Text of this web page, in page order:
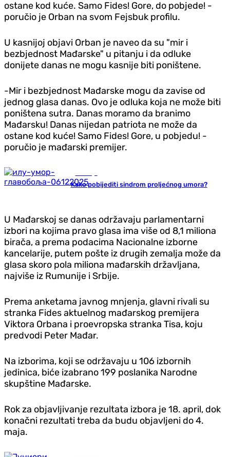
ostane kod kuće. Samo Fides! Gore, do pobjede! -
poručio je Orban na svom Fejsbuk profilu.
U kasnijoj objavi Orban je naveo da su "mir i
bezbjednost Mađarske" u pitanju i da odluke
donijete danas ne mogu kasnije biti poništene.
-Mir i bezbjednost Mađarske mogu da zavise od
jednog glasa danas. Ovo je odluka koja ne može biti
poništena sutra. Danas moramo da branimo
Mađarsku! Danas nijedan patriota ne može da
ostane kod kuće! Samo Fides! Gore, u pobjedu! -
poručio je mađarski premijer.
Kako pobijediti sindrom proljećnog umora?
U Mađarskoj se danas održavaju parlamentarni
izbori na kojima pravo glasa ima više od 8,1 miliona
birača, a prema podacima Nacionalne izborne
kancelarije, putem pošte iz drugih zemalja može da
glasa skoro pola miliona mađarskih državljana,
najviše iz Rumunije i Srbije.
Prema anketama javnog mnjenja, glavni rivali su
stranka Fides aktuelnog mađarskog premijera
Viktora Orbana i proevropska stranka Tisa, koju
predvodi Peter Mađar.
Na izborima, koji se održavaju u 106 izbornih
jedinica, biće izabrano 199 poslanika Narodne
skupštine Mađarske.
Rok za objavljivanje rezultata izbora je 18. april, dok
konačni rezultati treba da budu objavljeni do 4.
maja.